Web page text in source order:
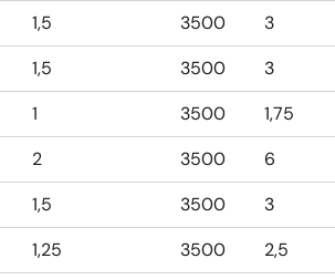
1,5 3500 3
1,5 3500 3
1 3500 1,75
2 3500 6
1,5 3500 3
1,25 3500 2,5